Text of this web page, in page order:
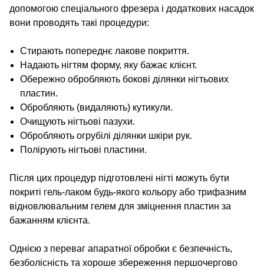
допомогою спеціального фрезера і додаткових насадок
вони проводять такі процедури:
Стирають попереднє лакове покриття.
Надають нігтям форму, яку бажає клієнт.
Обережно обробляють бокові ділянки нігтьових
пластин.
Обробляють (видаляють) кутикули.
Очищують нігтьові пазухи.
Обробляють огрубілі ділянки шкіри рук.
Полірують нігтьові пластини.
Після цих процедур підготовлені нігті можуть бути
покриті гель-лаком будь-якого кольору або трифазним
відновлювальним гелем для зміцнення пластин за
бажанням клієнта.
Однією з переваг апаратної обробки є безпечність,
безболісність та хороше збереження першочергово